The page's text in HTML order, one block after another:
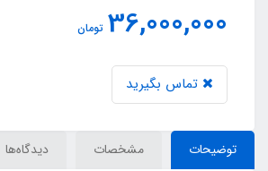
36,000,000 تومان
تماس بگیرید
توضیحات مشخصات دیدگاه‌ها